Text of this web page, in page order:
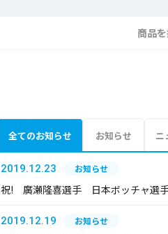
商品
全てのお知らせ お知らせ ニ
2019.12.23 お知らせ
祝! 廣瀬隆喜選手 日本ボッチャ選
2019.12.19 お知らせ